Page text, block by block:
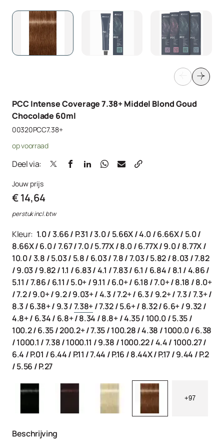
PCC Intense Coverage 7.38+ Middel Blond Goud
Chocolade 60ml
00320PCC7.38+
op voorraad
Deel via:
Jouw prijs
€ 14,64
per stuk incl. btw
Kleur: 1.0/3.66/ P.31 /3.0/ 5.66X/4.0/6.66X/ 5.0/
8.66X/6.0/7.67/7.0/5.77X/8.0/6.77X/9.0/ 8.77X/
10.0/3.8 /5.03/ 5.8/ 6.03/7.8/7.03/5.82/8.03/7.82
/9.03/9.82/1.1 /6.83/4.1 /7.83/ 6.1 / 6.84/ 8.1 /4.86/
5.11 /7.86/ 6.11 /5.0+/9.11 /6.0+/ 6.18/7.0+/8.18 /8.0+
/7.2/9.0+/9.2/9.03+/4.3/7.2+/ 6.3/ 9.2+/7.3/7.3+/
8.3/6.38+/ 9.3/7.38+/7.32/5.6+/ 8.32/6.6+/9.32/
4.8+/ 6.34/ 6.8+/8.34 /8.8+/4.35/ 100.0/5.35/
100.2/6.35/200.2+/7.35/100.28/4.38 /1000.0/6.38
/1000.1 /7.38/1000.11 /9.38 /1000.22/4.4/ 1000.27/
6.4 /P.01 /6.44/ P.11 /7.44 /P.16 /8.44X/P.17/9.44 /P.2
/5.56 /P.27
+97
Beschrijving